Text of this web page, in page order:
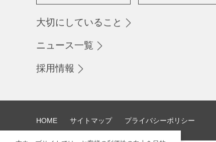
大切にしていること
ニュース一覧
採用情報
HOME サイトマップ プライバシーポリシー